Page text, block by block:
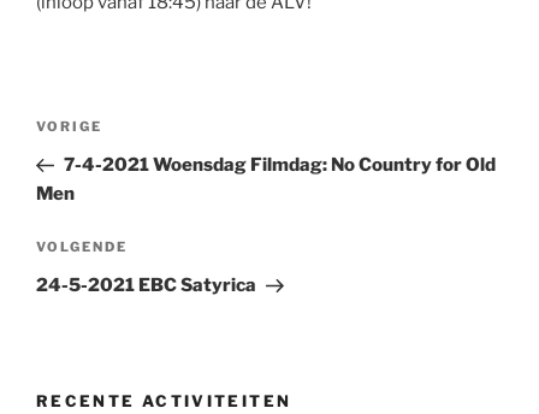
Bericht
Vorig
bericht
VORIGE
7-4-2021 Woensdag Filmdag: No Country for Old
Men
Volgend
bericht
VOLGENDE
24-5-2021 EBC Satyrica
RECENTE ACTIVITEITEN